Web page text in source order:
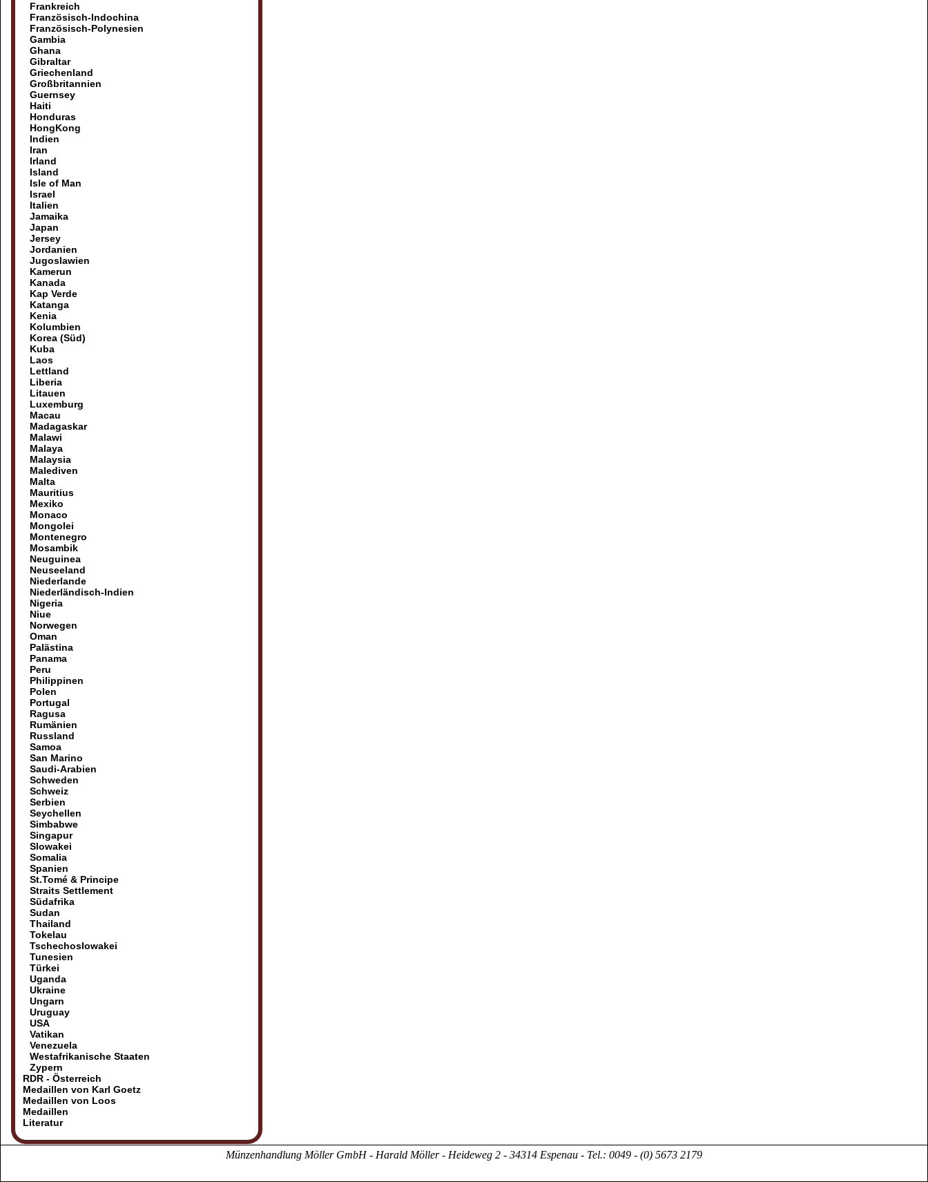
Frankreich
Französisch-Indochina
Französisch-Polynesien
Gambia
Ghana
Gibraltar
Griechenland
Großbritannien
Guernsey
Haiti
Honduras
HongKong
Indien
Iran
Irland
Island
Isle of Man
Israel
Italien
Jamaika
Japan
Jersey
Jordanien
Jugoslawien
Kamerun
Kanada
Kap Verde
Katanga
Kenia
Kolumbien
Korea (Süd)
Kuba
Laos
Lettland
Liberia
Litauen
Luxemburg
Macau
Madagaskar
Malawi
Malaya
Malaysia
Malediven
Malta
Mauritius
Mexiko
Monaco
Mongolei
Montenegro
Mosambik
Neuguinea
Neuseeland
Niederlande
Niederländisch-Indien
Nigeria
Niue
Norwegen
Oman
Palästina
Panama
Peru
Philippinen
Polen
Portugal
Ragusa
Rumänien
Russland
Samoa
San Marino
Saudi-Arabien
Schweden
Schweiz
Serbien
Seychellen
Simbabwe
Singapur
Slowakei
Somalia
Spanien
St.Tomé & Principe
Straits Settlement
Südafrika
Sudan
Thailand
Tokelau
Tschechoslowakei
Tunesien
Türkei
Uganda
Ukraine
Ungarn
Uruguay
USA
Vatikan
Venezuela
Westafrikanische Staaten
Zypern
RDR - Österreich
Medaillen von Karl Goetz
Medaillen von Loos
Medaillen
Literatur
Münzenhandlung Möller GmbH - Harald Möller - Heideweg 2 - 34314 Espenau - Tel.: 0049 - (0) 5673 2179